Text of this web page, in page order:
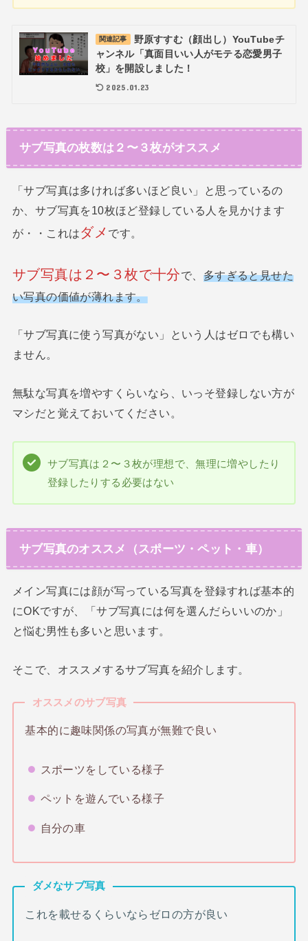
関連記事
野原すすむ（顔出し）YouTubeチ
ャンネル「真面目いい人がモテる恋愛男子
校」を開設しました！
2025.01.23
サブ写真の枚数は２〜３枚がオススメ
「サブ写真は多ければ多いほど良い」と思っているの
か、サブ写真を10枚ほど登録している人を見かけます
が・・これはダメ です。
サブ写真は２〜３枚で十分で、 多すぎると見せた
い写真の価値が薄れます。
「サブ写真に使う写真がない」という人はゼロでも構い
ません。
無駄な写真を増やすくらいなら、いっそ登録しない方が
マシだと覚えておいてください。
サブ写真は２〜３枚が理想で、無理に増やしたり
登録したりする必要はない
サブ写真のオススメ（スポーツ・ペット・車）
メイン写真には顔が写っている写真を登録すれば基本的
にOKですが、「サブ写真には何を選んだらいいのか」
と悩む男性も多いと思います。
そこで、オススメするサブ写真を紹介します。
オススメのサブ写真
基本的に趣味関係の写真が無難で良い
スポーツをしている様子
ペットを遊んでいる様子
自分の車
ダメなサブ写真
これを載せるくらいならゼロの方が良い